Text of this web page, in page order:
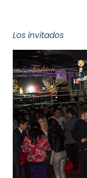
Los invitados